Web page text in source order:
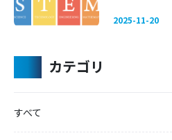
2025-11-20
カテゴリ
すべて